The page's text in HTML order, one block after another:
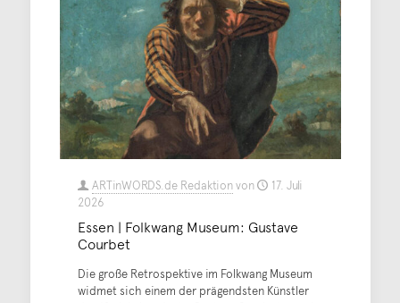
ARTinWORDS.de Redaktionvon
17. Juli
2026
Essen | Folkwang Museum: Gustave
Courbet
Die große Retrospektive im Folkwang Museum
widmet sich einem der prägendsten Künstler